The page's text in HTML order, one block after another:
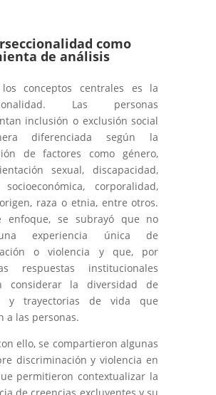
como
de análisis
conceptos centrales es la
Las personas
inclusión o exclusión social
diferenciada según la
de factores como género,
sexual, discapacidad,
corporalidad,
raza o etnia, entre otros.
enfoque, se subrayó que no
experiencia única de
o violencia y que, por
respuestas institucionales
considerar la diversidad de
y trayectorias de vida que
a las personas.
ello, se compartieron algunas
discriminación y violencia en
permitieron contextualizar la